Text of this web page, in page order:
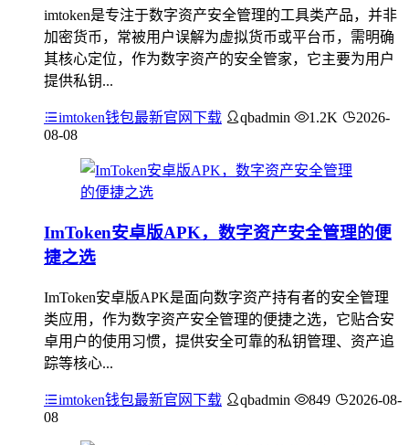
imtoken是专注于数字资产安全管理的工具类产品，并非
加密货币，常被用户误解为虚拟货币或平台币，需明确
其核心定位，作为数字资产的安全管家，它主要为用户
提供私钥...
imtoken钱包最新官网下载 qbadmin 1.2K
2026-
08-08
ImToken安卓版APK，数字资产安全管理的便
捷之选
ImToken安卓版APK是面向数字资产持有者的安全管理
类应用，作为数字资产安全管理的便捷之选，它贴合安
卓用户的使用习惯，提供安全可靠的私钥管理、资产追
踪等核心...
imtoken钱包最新官网下载 qbadmin 849
2026-08-
08